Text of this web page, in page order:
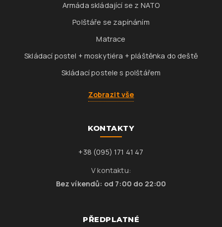
Armáda skládající se z NATO
Polštáře se zapínáním
Matrace
Skládací postel + moskytiéra + pláštěnka do deště
Skládací postele s polštářem
Zobrazit vše
KONTAKTY
+38 (095) 171 41 47
V kontaktu:
Bez víkendů: od 7:00 do 22:00
PŘEDPLATNÉ